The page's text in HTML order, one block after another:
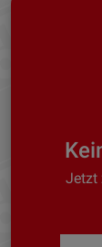
Jetzt